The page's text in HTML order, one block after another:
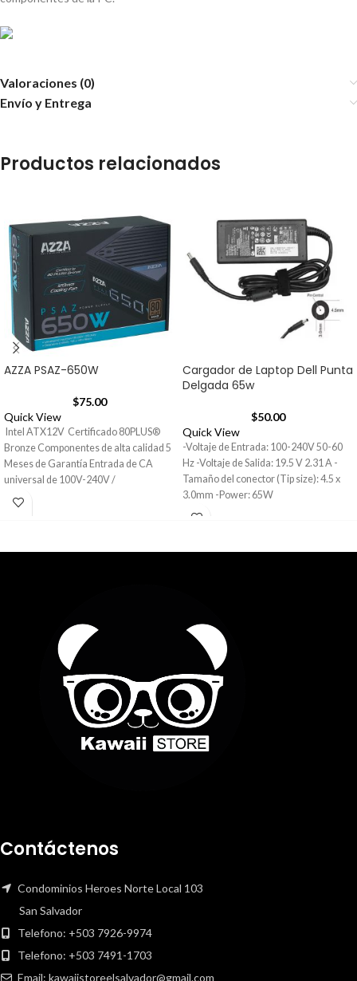
Valoraciones (0)
Envío y Entrega
Productos relacionados
AZZA PSAZ-650W
$75.00
Quick View
Intel ATX12V Certificado 80PLUS®
Bronze Componentes de alta calidad 5
Meses de Garantía Entrada de CA
universal de 100V-240V /
Cargador de Laptop Dell Punta
Delgada 65w
$50.00
Quick View
-Voltaje de Entrada: 100-240V 50-60
Hz -Voltaje de Salida: 19.5 V 2.31 A -
Tamaño del conector (Tip size): 4.5 x
3.0mm -Power: 65W
Contáctenos
Condominios Heroes Norte Local 103
San Salvador
Telefono: +503 7926-9974
Telefono: +503 7491-1703
Email: kawaiistoreelsalvador@gmail.com